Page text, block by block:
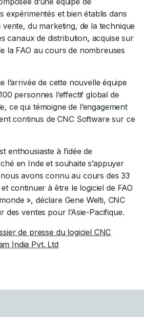
expérimentés et bien établis dans
vente, du marketing, de la technique
canaux de distribution, acquise sur
la FAO au cours de nombreuses
l’arrivée de cette nouvelle équipe
personnes l’effectif global de
ce qui témoigne de l’engagement
continus de CNC Software sur ce
enthousiaste à l’idée de
en Inde et souhaite s’appuyer
avons connu au cours des 33
continuer à être le logiciel de FAO
», déclare Gene Welti, CNC
des ventes pour l’Asie-Pacifique.
de presse du logiciel CNC
India Pvt. Ltd